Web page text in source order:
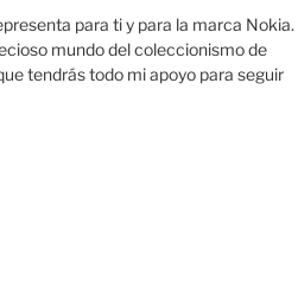
para ti y para la marca Nokia.
mundo del coleccionismo de
tendrás todo mi apoyo para seguir